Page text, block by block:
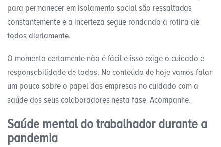
para permanecer em isolamento social são ressaltadas
constantemente e a incerteza segue rondando a rotina de
todos diariamente.
O momento certamente não é fácil e isso exige o cuidado e
responsabilidade de todos. No conteúdo de hoje vamos falar
um pouco sobre o papel das empresas no cuidado com a
saúde dos seus colaboradores nesta fase. Acompanhe.
Saúde mental do trabalhador durante a
pandemia